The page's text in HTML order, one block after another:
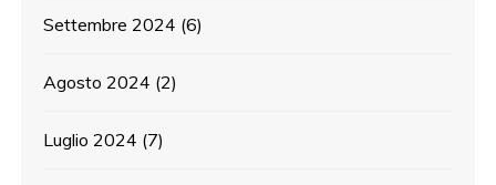
Settembre 2024 (6)
Agosto 2024 (2)
Luglio 2024 (7)